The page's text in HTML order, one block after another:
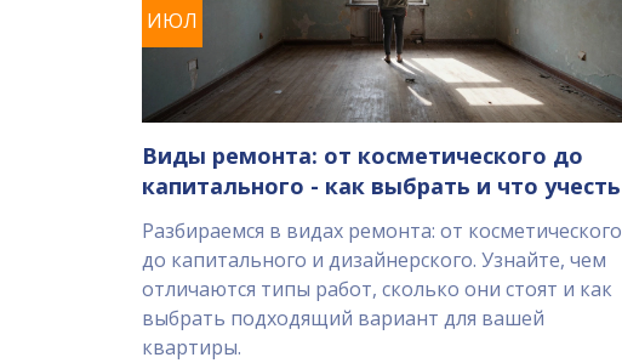
ИЮЛ
Виды ремонта: от косметического до
капитального - как выбрать и что учесть
Разбираемся в видах ремонта: от косметического
до капитального и дизайнерского. Узнайте, чем
отличаются типы работ, сколько они стоят и как
выбрать подходящий вариант для вашей
квартиры.